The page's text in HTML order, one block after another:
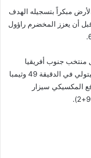
مبكراً بتسجيله الهدف
أن يعزز المخضرم راؤول
منتخب جنوب أفريقيا
اللقاء بتسعة لاعبين إثر طرد سفيفيلو سيتولي في الدقيقة 49 وثيمبا
المدافع المكسيكي سيزار